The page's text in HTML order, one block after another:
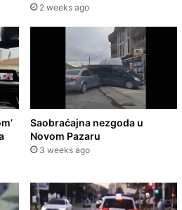
2 weeks ago
Saobraćajna nezgoda u
Novom Pazaru
3 weeks ago